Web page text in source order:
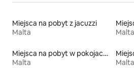
Miejsca na pobyt z jacuzzi
Malta
Malta
Miejsca na pobyt w pokojach prywatnych z łazienką
Malta
Malta